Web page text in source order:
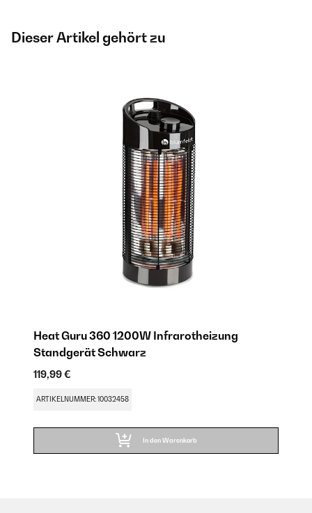
Dieser Artikel gehört zu
Heat Guru 360 1200W Infrarotheizung
Standgerät​ Schwarz
119,99 €
ARTIKELNUMMER: 10032458
In den Warenkorb